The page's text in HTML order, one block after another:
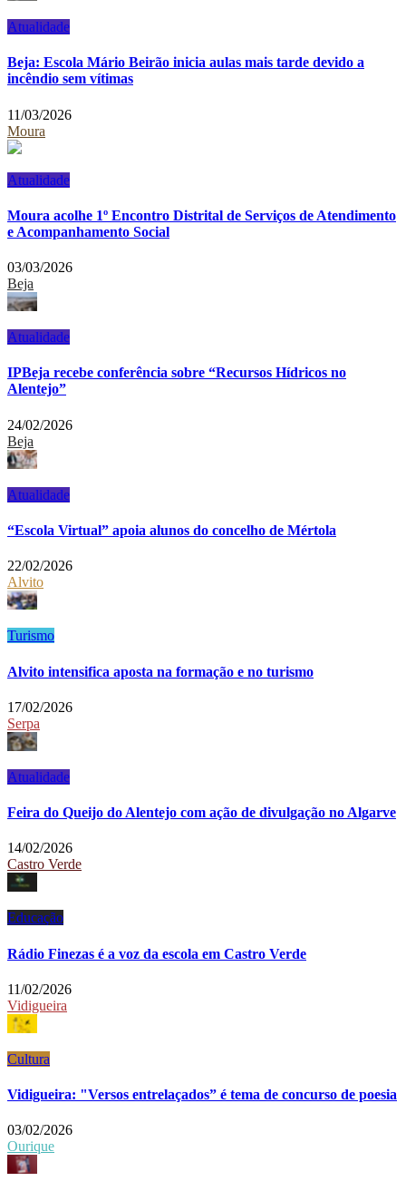
Atualidade
Beja: Escola Mário Beirão inicia aulas mais tarde devido a
incêndio sem vítimas
11/03/2026
Moura
Atualidade
Moura acolhe 1º Encontro Distrital de Serviços de Atendimento
e Acompanhamento Social
03/03/2026
Beja
Atualidade
IPBeja recebe conferência sobre “Recursos Hídricos no
Alentejo”
24/02/2026
Beja
Atualidade
“Escola Virtual” apoia alunos do concelho de Mértola
22/02/2026
Alvito
Turismo
Alvito intensifica aposta na formação e no turismo
17/02/2026
Serpa
Atualidade
Feira do Queijo do Alentejo com ação de divulgação no Algarve
14/02/2026
Castro Verde
Educação
Rádio Finezas é a voz da escola em Castro Verde
11/02/2026
Vidigueira
Cultura
Vidigueira: "Versos entrelaçados” é tema de concurso de poesia
03/02/2026
Ourique